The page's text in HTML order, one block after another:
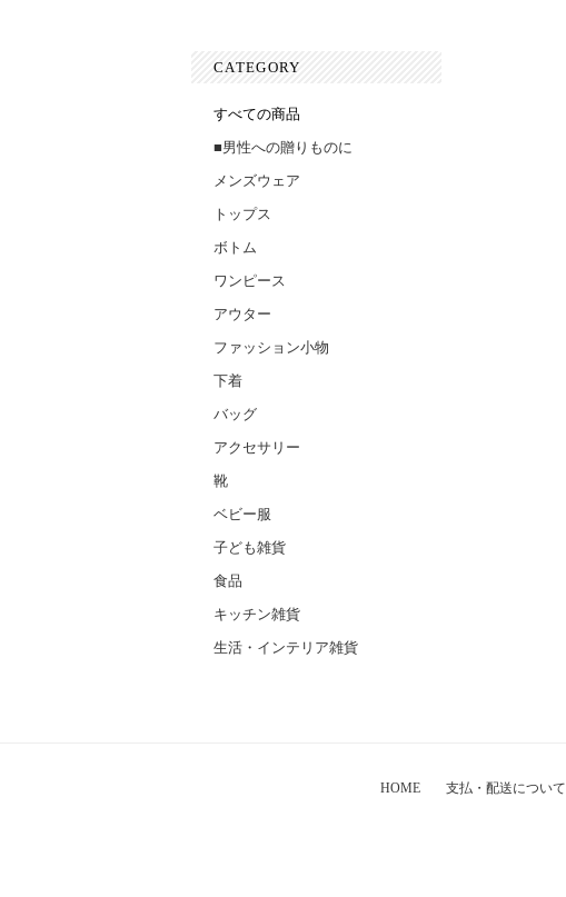
CATEGORY
すべての商品
■男性への贈りものに
メンズウェア
トップス
ボトム
ワンピース
アウター
ファッション小物
下着
バッグ
アクセサリー
靴
ベビー服
子ども雑貨
食品
キッチン雑貨
生活・インテリア雑貨
HOME 支払・配送について